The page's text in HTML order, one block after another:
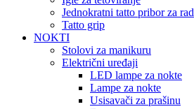
Jednokratni tatto pribor za rad
Tatto grip
NOKTI
Stolovi za manikuru
Električni uređaji
LED lampe za nokte
Lampe za nokte
Usisavači za prašinu